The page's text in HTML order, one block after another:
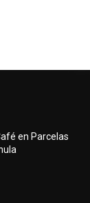
en Parcelas